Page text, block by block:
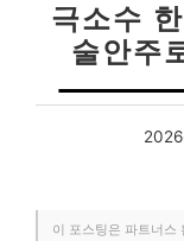
극소수
술안주
이 포스팅은 파트너스